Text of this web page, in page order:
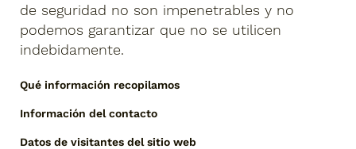
de seguridad no son impenetrables y no
podemos garantizar que no se utilicen
indebidamente.
Qué información recopilamos
Información del contacto
Datos de visitantes del sitio web